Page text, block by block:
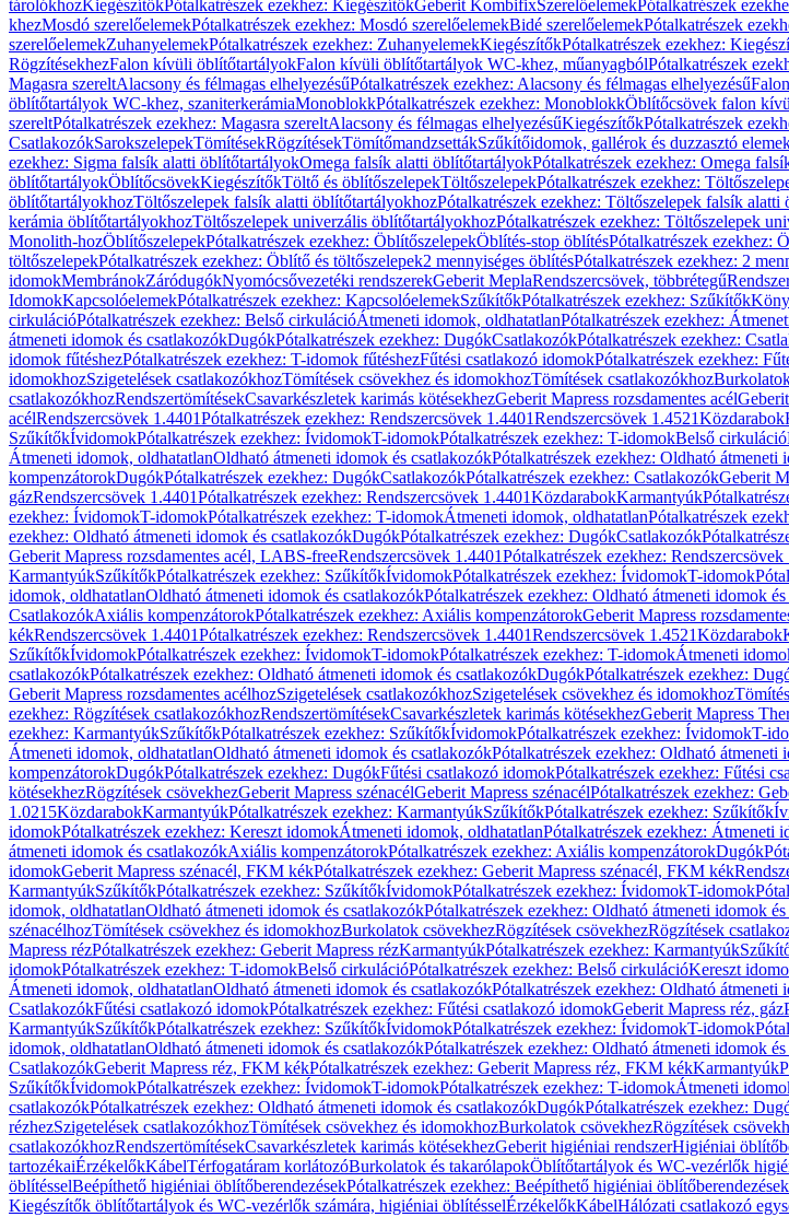
tárolókhozKiegészítőkPótalkatrészek ezekhez: KiegészítőkGeberit KombifixSzerelőelemekPótalkatrészek
khezMosdó szerelőelemekPótalkatrészek ezekhez: Mosdó szerelőelemekBidé szerelőelemekPótalkatrészek
szerelőelemekZuhanyelemekPótalkatrészek ezekhez: ZuhanyelemekKiegészítőkPótalkatrészek ezekhez:
RögzítésekhezFalon kívüli öblítőtartályokFalon kívüli öblítőtartályok WC-khez, műanyagbólPótalkatrészek
Magasra szereltAlacsony és félmagas elhelyezésűPótalkatrészek ezekhez: Alacsony és félmagas elhelyezésű
öblítőtartályok WC-khez, szaniterkerámiaMonoblokkPótalkatrészek ezekhez: MonoblokkÖblítőcsövek falon
szereltPótalkatrészek ezekhez: Magasra szereltAlacsony és félmagas elhelyezésűKiegészítőkPótalkatrészek
CsatlakozókSarokszelepekTömítésekRögzítésekTömítőmandzsettákSzűkítőidomok, gallérok és duzzasztó
ezekhez: Sigma falsík alatti öblítőtartályokOmega falsík alatti öblítőtartályokPótalkatrészek ezekhez: Omega
öblítőtartályokÖblítőcsövekKiegészítőkTöltő és öblítőszelepekTöltőszelepekPótalkatrészek ezekhez:
öblítőtartályokhozTöltőszelepek falsík alatti öblítőtartályokhozPótalkatrészek ezekhez: Töltőszelepek falsík
kerámia öblítőtartályokhozTöltőszelepek univerzális öblítőtartályokhozPótalkatrészek ezekhez: Töltőszelepek
Monolith-hozÖblítőszelepekPótalkatrészek ezekhez: ÖblítőszelepekÖblítés-stop öblítésPótalkatrészek ezekhez:
töltőszelepekPótalkatrészek ezekhez: Öblítő és töltőszelepek2 mennyiséges öblítésPótalkatrészek ezekhez: 2
idomokMembránokZáródugókNyomócsővezetéki rendszerekGeberit MeplaRendszercsövek, többrétegű
IdomokKapcsolóelemekPótalkatrészek ezekhez: KapcsolóelemekSzűkítőkPótalkatrészek ezekhez: Szűkítők
cirkulációPótalkatrészek ezekhez: Belső cirkulációÁtmeneti idomok, oldhatatlanPótalkatrészek ezekhez:
átmeneti idomok és csatlakozókDugókPótalkatrészek ezekhez: DugókCsatlakozókPótalkatrészek ezekhez:
idomok fűtéshezPótalkatrészek ezekhez: T-idomok fűtéshezFűtési csatlakozó idomokPótalkatrészek ezekhez:
idomokhozSzigetelések csatlakozókhozTömítések csövekhez és idomokhozTömítések csatlakozókhoz
csatlakozókhozRendszertömítésekCsavarkészletek karimás kötésekhezGeberit Mapress rozsdamentes acél
acélRendszercsövek 1.4401Pótalkatrészek ezekhez: Rendszercsövek 1.4401Rendszercsövek 1.4521Közdarabok
SzűkítőkÍvidomokPótalkatrészek ezekhez: ÍvidomokT-idomokPótalkatrészek ezekhez: T-idomokBelső cirkuláció
Átmeneti idomok, oldhatatlanOldható átmeneti idomok és csatlakozókPótalkatrészek ezekhez: Oldható átmeneti
kompenzátorokDugókPótalkatrészek ezekhez: DugókCsatlakozókPótalkatrészek ezekhez: CsatlakozókGeberit
gázRendszercsövek 1.4401Pótalkatrészek ezekhez: Rendszercsövek 1.4401KözdarabokKarmantyúk
ezekhez: ÍvidomokT-idomokPótalkatrészek ezekhez: T-idomokÁtmeneti idomok, oldhatatlanPótalkatrészek
ezekhez: Oldható átmeneti idomok és csatlakozókDugókPótalkatrészek ezekhez: DugókCsatlakozók
Geberit Mapress rozsdamentes acél, LABS-freeRendszercsövek 1.4401Pótalkatrészek ezekhez: Rendszercsövek
KarmantyúkSzűkítőkPótalkatrészek ezekhez: SzűkítőkÍvidomokPótalkatrészek ezekhez: ÍvidomokT-idomok
idomok, oldhatatlanOldható átmeneti idomok és csatlakozókPótalkatrészek ezekhez: Oldható átmeneti idomok
CsatlakozókAxiális kompenzátorokPótalkatrészek ezekhez: Axiális kompenzátorokGeberit Mapress
kékRendszercsövek 1.4401Pótalkatrészek ezekhez: Rendszercsövek 1.4401Rendszercsövek 1.4521Közdarabok
SzűkítőkÍvidomokPótalkatrészek ezekhez: ÍvidomokT-idomokPótalkatrészek ezekhez: T-idomokÁtmeneti
csatlakozókPótalkatrészek ezekhez: Oldható átmeneti idomok és csatlakozókDugókPótalkatrészek ezekhez:
Geberit Mapress rozsdamentes acélhozSzigetelések csatlakozókhozSzigetelések csövekhez és idomokhoz
ezekhez: Rögzítések csatlakozókhozRendszertömítésekCsavarkészletek karimás kötésekhezGeberit Mapress
ezekhez: KarmantyúkSzűkítőkPótalkatrészek ezekhez: SzűkítőkÍvidomokPótalkatrészek ezekhez: ÍvidomokT-
Átmeneti idomok, oldhatatlanOldható átmeneti idomok és csatlakozókPótalkatrészek ezekhez: Oldható átmeneti
kompenzátorokDugókPótalkatrészek ezekhez: DugókFűtési csatlakozó idomokPótalkatrészek ezekhez: Fűtési
kötésekhezRögzítések csövekhezGeberit Mapress szénacélGeberit Mapress szénacélPótalkatrészek ezekhez:
1.0215KözdarabokKarmantyúkPótalkatrészek ezekhez: KarmantyúkSzűkítőkPótalkatrészek ezekhez: Szűkítők
idomokPótalkatrészek ezekhez: Kereszt idomokÁtmeneti idomok, oldhatatlanPótalkatrészek ezekhez: Átmeneti
átmeneti idomok és csatlakozókAxiális kompenzátorokPótalkatrészek ezekhez: Axiális kompenzátorokDugók
idomokGeberit Mapress szénacél, FKM kékPótalkatrészek ezekhez: Geberit Mapress szénacél, FKM kék
KarmantyúkSzűkítőkPótalkatrészek ezekhez: SzűkítőkÍvidomokPótalkatrészek ezekhez: ÍvidomokT-idomok
idomok, oldhatatlanOldható átmeneti idomok és csatlakozókPótalkatrészek ezekhez: Oldható átmeneti idomok
szénacélhozTömítések csövekhez és idomokhozBurkolatok csövekhezRögzítések csövekhezRögzítések
Mapress rézPótalkatrészek ezekhez: Geberit Mapress rézKarmantyúkPótalkatrészek ezekhez: Karmantyúk
idomokPótalkatrészek ezekhez: T-idomokBelső cirkulációPótalkatrészek ezekhez: Belső cirkulációKereszt
Átmeneti idomok, oldhatatlanOldható átmeneti idomok és csatlakozókPótalkatrészek ezekhez: Oldható átmeneti
CsatlakozókFűtési csatlakozó idomokPótalkatrészek ezekhez: Fűtési csatlakozó idomokGeberit Mapress réz, gáz
KarmantyúkSzűkítőkPótalkatrészek ezekhez: SzűkítőkÍvidomokPótalkatrészek ezekhez: ÍvidomokT-idomok
idomok, oldhatatlanOldható átmeneti idomok és csatlakozókPótalkatrészek ezekhez: Oldható átmeneti idomok
CsatlakozókGeberit Mapress réz, FKM kékPótalkatrészek ezekhez: Geberit Mapress réz, FKM kékKarmantyúk
SzűkítőkÍvidomokPótalkatrészek ezekhez: ÍvidomokT-idomokPótalkatrészek ezekhez: T-idomokÁtmeneti
csatlakozókPótalkatrészek ezekhez: Oldható átmeneti idomok és csatlakozókDugókPótalkatrészek ezekhez:
rézhezSzigetelések csatlakozókhozTömítések csövekhez és idomokhozBurkolatok csövekhezRögzítések
csatlakozókhozRendszertömítésekCsavarkészletek karimás kötésekhezGeberit higiéniai rendszerHigiéniai
tartozékaiÉrzékelőkKábelTérfogatáram korlátozóBurkolatok és takarólapokÖblítőtartályok és WC-vezérlők
öblítésselBeépíthető higiéniai öblítőberendezésekPótalkatrészek ezekhez: Beépíthető higiéniai öblítőberendezések
Kiegészítők öblítőtartályok és WC-vezérlők számára, higiéniai öblítésselÉrzékelőkKábelHálózati csatlakozó